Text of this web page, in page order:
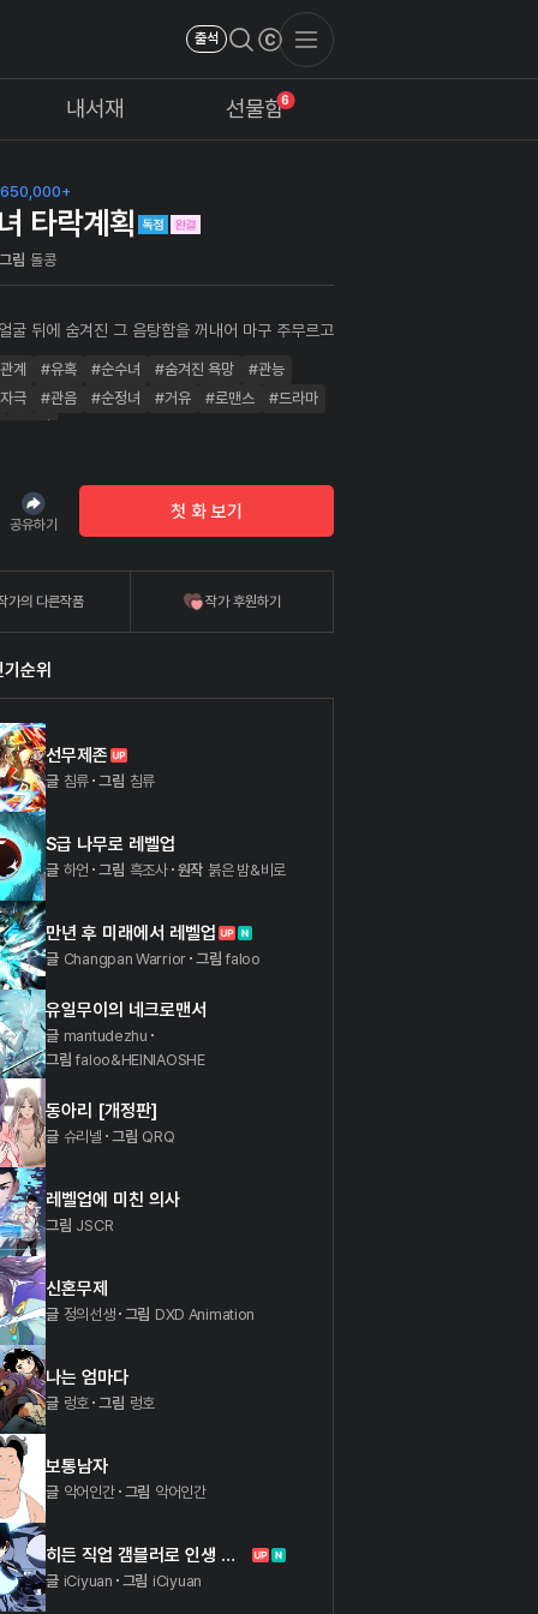
출석
내서재 6
선물함
타락계획
그림 돌콩
굴 뒤에 숨겨진 그 음탕함을 꺼내어 마구 주무르고
만들기 위한 쾌락주의자 박준의 타락 계획.
계 #유혹 #순수녀 #숨겨진 욕망
#관능
극
#관음 #순정녀 #거유 #로맨스
#드라마
공유하기
첫 화 보기
가의 다른작품 작가 후원하기
순위
선무제존
글 침류 그림 침류
S급 나무로 레벨업
글 하언 그림 흑조사 원작 붉은 밤&비로
만년 후 미래에서 레벨업
글 Changpan Warrior 그림 faloo
유일무이의 네크로맨서
글 mantudezhu
그림 faloo&HEINIAOSHE
동아리 [개정판]
글 슈리넬 그림 QRQ
레벨업에 미친 의사
그림 JSCR
신혼무제
글 정의선생 그림 DXD Animation
나는 엄마다
글 렁호 그림 렁호
보통남자
글 악어인간 그림 악어인간
히든 직업 갬블러로 인생 역전
글 iCiyuan 그림 iCiyuan